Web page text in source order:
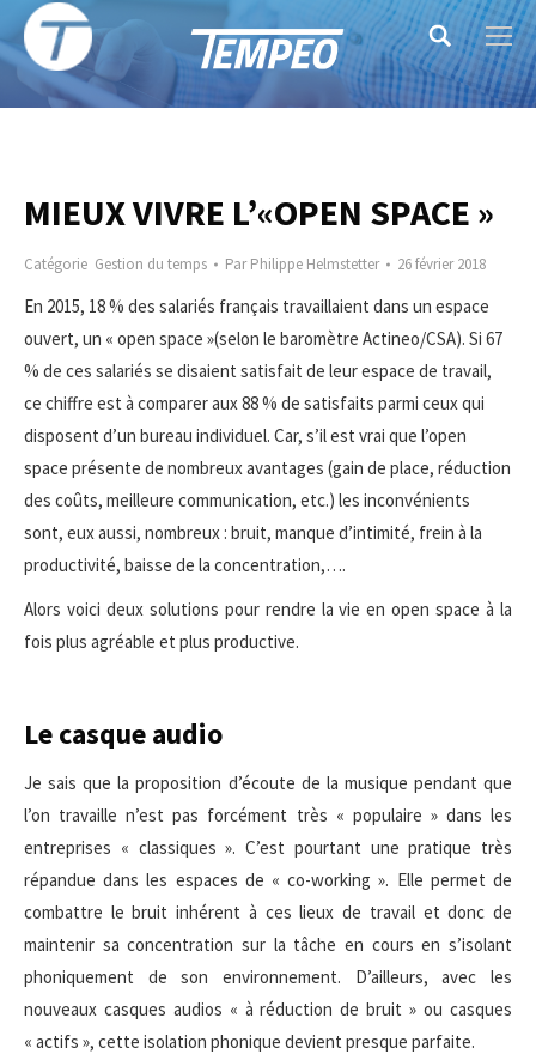
Search:
MIEUX VIVRE L’«OPEN SPACE »
Catégorie Gestion du temps ParPhilippe Helmstetter 26 février 2018
En 2015, 18 % des salariés français travaillaient dans un espace
ouvert, un « open space »(selon le baromètre Actineo/CSA). Si 67
% de ces salariés se disaient satisfait de leur espace de travail,
ce chiffre est à comparer aux 88 % de satisfaits parmi ceux qui
disposent d’un bureau individuel. Car, s’ilest vrai que l’open
space présente de nombreux avantages (gain de place, réduction
des coûts, meilleure communication, etc.) les inconvénients
sont, eux aussi, nombreux : bruit, manque d’intimité, frein à la
productivité, baisse de la concentration,….
Alors voici deux solutions pour rendre la vie en open space à la
fois plus agréable et plus productive.
Le casque audio
Je sais que la proposition d’écoute de la musique pendant que
l’on travaille n’est pas forcément très « populaire » dans les
entreprises « classiques ». C’est pourtant une pratique très
répandue dans les espaces de « co-working ». Elle permet de
combattre le bruit inhérent à ces lieux de travail et donc de
maintenir sa concentration sur la tâche en cours en s’isolant
phoniquement de son environnement. D’ailleurs, avec les
nouveaux casques audios « à réduction de bruit » ou casques
« actifs », cette isolation phonique devient presque parfaite.